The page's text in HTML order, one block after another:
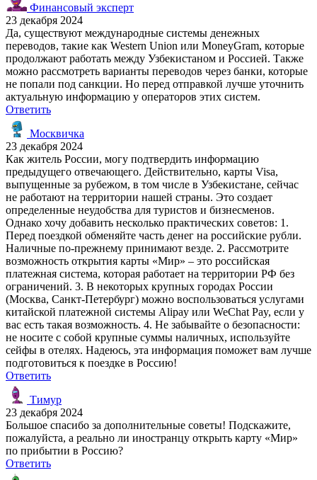
Финансовый эксперт
23 декабря 2024
Да, существуют международные системы денежных
переводов, такие как Western Union или MoneyGram, которые
продолжают работать между Узбекистаном и Россией. Также
можно рассмотреть варианты переводов через банки, которые
не попали под санкции. Но перед отправкой лучше уточнить
актуальную информацию у операторов этих систем.
Ответить
Москвичка
23 декабря 2024
Как житель России, могу подтвердить информацию
предыдущего отвечающего. Действительно, карты Visa,
выпущенные за рубежом, в том числе в Узбекистане, сейчас
не работают на территории нашей страны. Это создает
определенные неудобства для туристов и бизнесменов.
Однако хочу добавить несколько практических советов: 1.
Перед поездкой обменяйте часть денег на российские рубли.
Наличные по-прежнему принимают везде. 2. Рассмотрите
возможность открытия карты «Мир» – это российская
платежная система, которая работает на территории РФ без
ограничений. 3. В некоторых крупных городах России
(Москва, Санкт-Петербург) можно воспользоваться услугами
китайской платежной системы Alipay или WeChat Pay, если у
вас есть такая возможность. 4. Не забывайте о безопасности:
не носите с собой крупные суммы наличных, используйте
сейфы в отелях. Надеюсь, эта информация поможет вам лучше
подготовиться к поездке в Россию!
Ответить
Тимур
23 декабря 2024
Большое спасибо за дополнительные советы! Подскажите,
пожалуйста, а реально ли иностранцу открыть карту «Мир»
по прибытии в Россию?
Ответить